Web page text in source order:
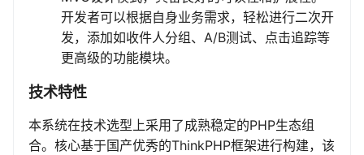
开发者可以根据自身业务需求，轻松进行二次开
发，添加如收件人分组、A/B测试、点击追踪等
更高级的功能模块。
技术特性
本系统在技术选型上采用了成熟稳定的PHP生态组
合。核心基于国产优秀的ThinkPHP框架进行构建，该